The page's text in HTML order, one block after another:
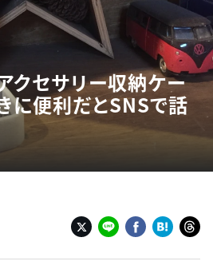
アクセサリー収納ケー
に便利だとSNSで話